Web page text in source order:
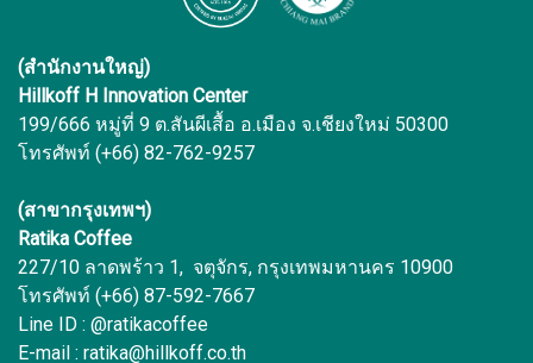
(สำนักงานใหญ่)
Hillkoff H Innovation Center
199/666 หมู่ที่ 9 ต.สันผีเสื้อ อ.เมือง จ.เชียงใหม่ 50300
โทรศัพท์ (+66) 82-762-9257
(สาขากรุงเทพฯ)
Ratika Coffee
227/10 ลาดพร้าว 1, จตุจักร, กรุงเทพมหานคร 10900
โทรศัพท์ (+66) 87-592-7667
Line ID : @ratikacoffee
E-mail : ratika@hillkoff.co.th